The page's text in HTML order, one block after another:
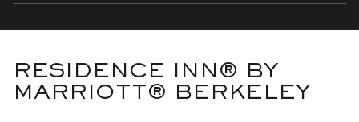
RESIDENCE INN® BY
MARRIOTT® BERKELEY